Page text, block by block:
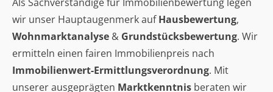
wir unser Hauptaugenmerk aufHausbewertung,
Wohnmarktanalyse & Grundstücksbewertung. Wir
ermitteln einen fairen Immobilienpreis nach
Immobilienwert-Ermittlungsverordnung. Mit
unserer ausgeprägten Marktkenntnis beraten wir